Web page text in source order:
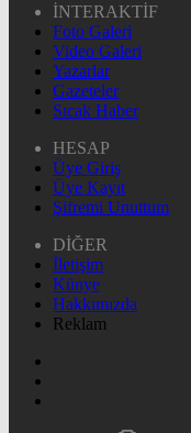
İNTERAKTİF
Foto Galeri
Video Galeri
Yazarlar
Gazeteler
Sıcak Haber
HESAP
Üye Giriş
Üye Kayıt
Şifremi Unuttum
DİĞER
İletişim
Künye
Hakkımızda
Reklam